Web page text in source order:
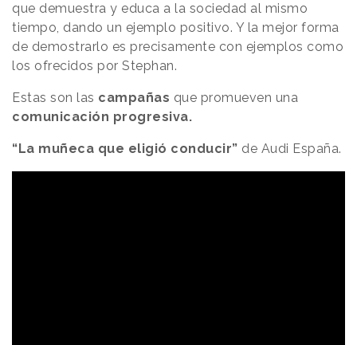
que demuestra y educa a la sociedad al mismo
tiempo, dando un ejemplo positivo. Y la mejor forma
de demostrarlo es precisamente con ejemplos como
los ofrecidos por Stephan.
Estas son las campañas que promueven una
comunicación progresiva.
“La muñeca que eligió conducir” de Audi España.